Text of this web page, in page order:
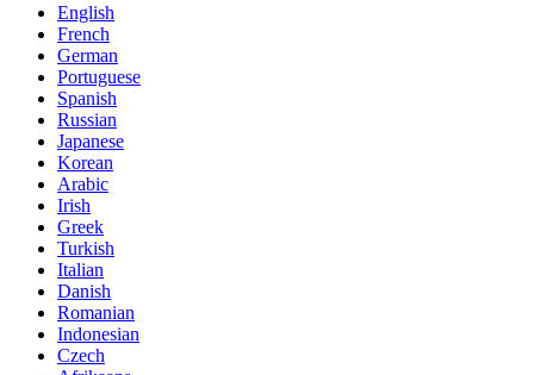
English
French
German
Portuguese
Spanish
Russian
Japanese
Korean
Arabic
Irish
Greek
Turkish
Italian
Danish
Romanian
Indonesian
Czech